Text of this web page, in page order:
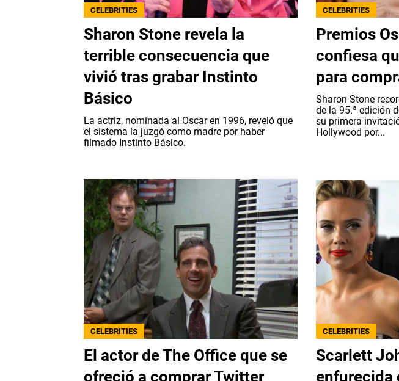
CELEBRITIES
Sharon Stone revela la
terrible consecuencia que
vivió tras grabar Instinto
Básico
La actriz, nominada al Oscar en 1996, reveló que
el sistema la juzgó como madre por haber
filmado Instinto Básico.
CELEBRITIES
Premios
confiesa
para
Sharon Stone
de la 95.ª edición
su primera
Hollywood por...
CELEBRITIES
El actor de The Office que se
ofreció a comprar Twitter
CELEBRITIES
Scarlett
enfurecida